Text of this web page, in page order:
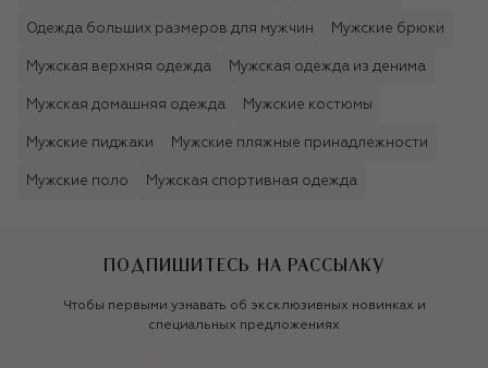
Одежда больших размеров для мужчин Мужские брюки
Мужская верхняя одежда Мужская одежда из денима
Мужская домашняя одежда Мужские костюмы
Мужские пиджаки Мужские пляжные принадлежности
Мужские поло Мужская спортивная одежда
ПОДПИШИТЕСЬ НА РАССЫЛКУ
Чтобы первыми узнавать об эксклюзивных новинках и
специальных предложениях